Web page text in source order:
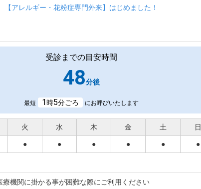
【アレルギー・花粉症専門外来】はじめました！
受診までの目安時間
48分後
最短 1時5分ごろ にお呼びいたします
火 水 木 金 土 日
● ● ● ● ● ●
機関に掛かる事が困難な際にご利用ください